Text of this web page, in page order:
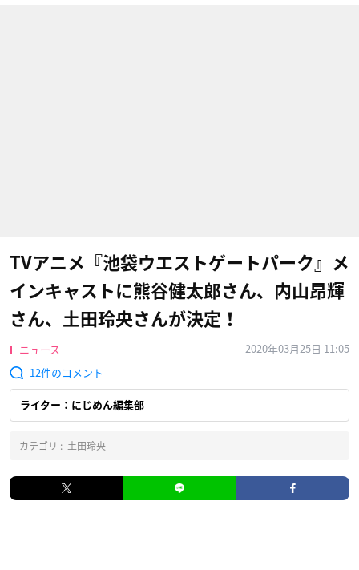
TVアニメ『池袋ウエストゲートパーク』メ
インキャストに熊谷健太郎さん、内山昂輝
さん、土田玲央さんが決定！
ニュース
2020年03月25日 11:05
12
ライター：にじめん編集部
カテゴリ : 土田玲央